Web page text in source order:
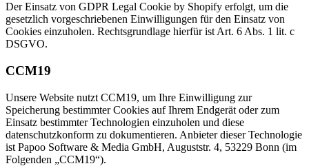
Der Einsatz von GDPR Legal Cookie by Shopify erfolgt, um die
gesetzlich vorgeschriebenen Einwilligungen für den Einsatz von
Cookies einzuholen. Rechtsgrundlage hierfür ist Art. 6 Abs. 1 lit. c
DSGVO.
CCM19
Unsere Website nutzt CCM19, um Ihre Einwilligung zur
Speicherung bestimmter Cookies auf Ihrem Endgerät oder zum
Einsatz bestimmter Technologien einzuholen und diese
datenschutzkonform zu dokumentieren. Anbieter dieser Technologie
ist Papoo Software & Media GmbH, Auguststr. 4, 53229 Bonn (im
Folgenden „CCM19“).